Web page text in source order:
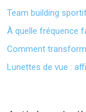
Team building
À quelle fréquence
Comment
Lunettes de vue :